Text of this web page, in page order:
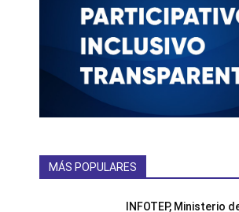
MÁS POPULARES
INFOTEP, Ministerio